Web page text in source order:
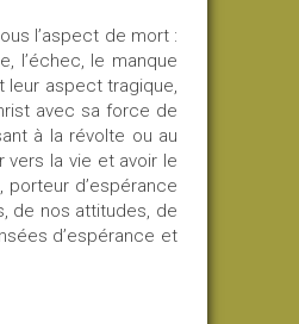
l’aspect de mort :
l’échec, le manque
leur aspect tragique,
avec sa force de
à la révolte ou au
vers la vie et avoir le
d’espérance
de nos attitudes, de
d’espérance et